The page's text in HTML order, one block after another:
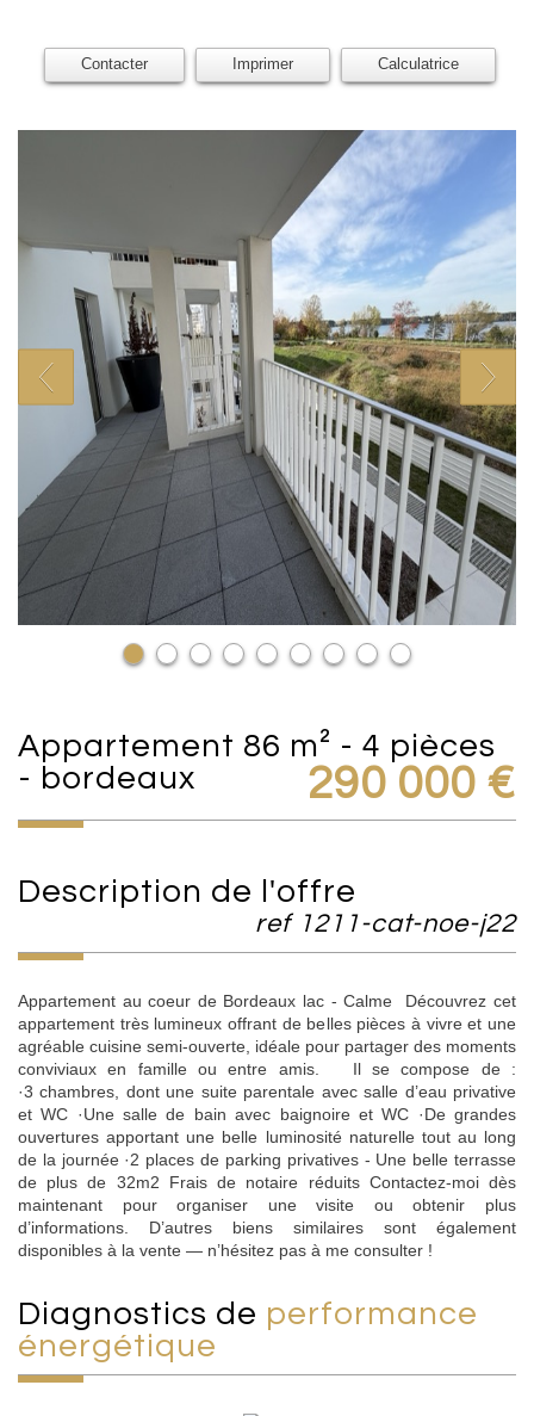
Contacter Imprimer Calculatrice
appartement 86 m² - 4 pièces
- bordeaux
290 000 €
description de l'offre
ref 1211-cat-noe-j22
Appartement au coeur de Bordeaux lac - Calme Découvrez cet
appartement très lumineux offrant de belles pièces à vivre et une
agréable cuisine semi-ouverte, idéale pour partager des moments
conviviaux en famille ou entre amis. Il se compose de :
·3 chambres, dont une suite parentale avec salle d’eau privative
et WC ·Une salle de bain avec baignoire et WC ·De grandes
ouvertures apportant une belle luminosité naturelle tout au long
de la journée ·2 places de parking privatives - Une belle terrasse
de plus de 32m2 Frais de notaire réduits Contactez-moi dès
maintenant pour organiser une visite ou obtenir plus
d’informations. D’autres biens similaires sont également
disponibles à la vente — n’hésitez pas à me consulter !
diagnostics de performance
énergétique